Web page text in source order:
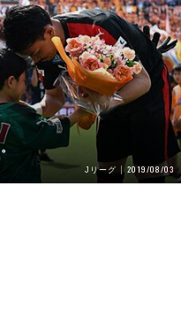
Jリーグ 2019/08/03